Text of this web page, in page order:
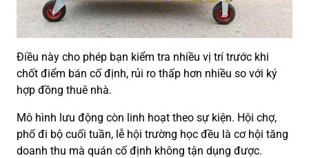
Điều này cho phép bạn kiểm tra nhiều vị trí trước khi
chốt điểm bán cố định, rủi ro thấp hơn nhiều so với ký
hợp đồng thuê nhà.
Mô hình lưu động còn linh hoạt theo sự kiện. Hội chợ,
phố đi bộ cuối tuần, lễ hội trường học đều là cơ hội tăng
doanh thu mà quán cố định không tận dụng được.